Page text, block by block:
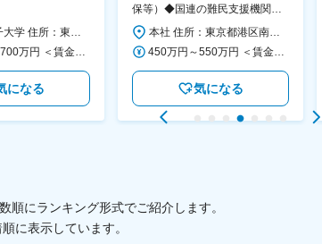
になる
保等）◆国連の難民支援機関の
活動を支える日本公式支援窓口
◆正職員登用前提
気になる
順にランキング形式でご紹介します。
に表示しています。